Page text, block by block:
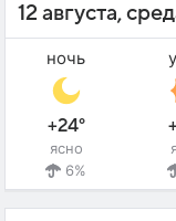
12 августа,
ночь
+24°
ясно
6%